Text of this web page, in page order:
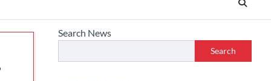
Search News
Search